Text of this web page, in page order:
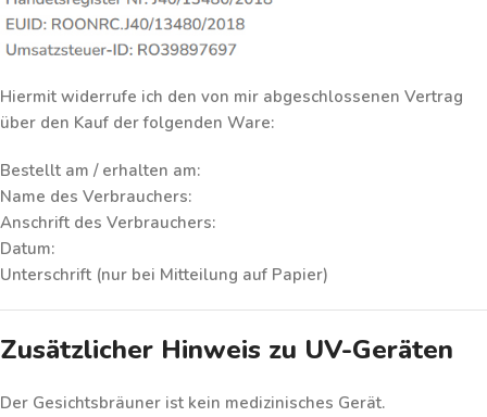
Hiermit widerrufe ich den von mir abgeschlossenen Vertrag
über den Kauf der folgenden Ware:
Bestellt am / erhalten am:
Name des Verbrauchers:
Anschrift des Verbrauchers:
Datum:
Unterschrift (nur bei Mitteilung auf Papier)
Zusätzlicher Hinweis zu UV-Geräten
Der Gesichtsbräuner ist kein medizinisches Gerät.